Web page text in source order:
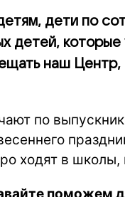
дети по
детей,
наш
по
ходят в школы,